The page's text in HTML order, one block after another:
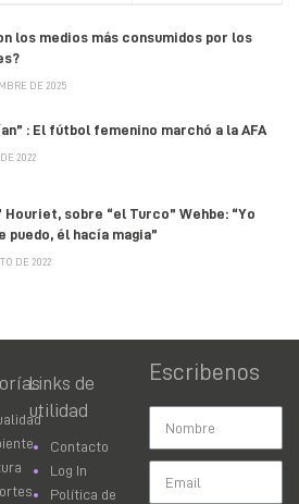
los medios más consumidos por los
DE 2025
: El fútbol femenino marchó a la AFA
2022
Houriet, sobre “el Turco” Wehbe: “Yo
puedo, él hacía magia”
DE 2022
Links de
utilidad
Contacto
Log In
Política de
Escribenos